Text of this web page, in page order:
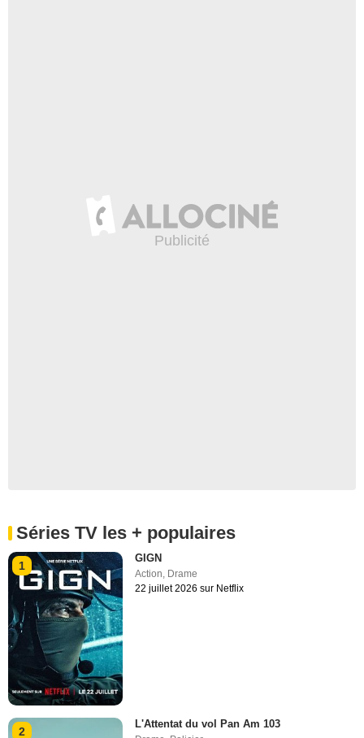
Séries TV les + populaires
1
GIGN
Action, Drame
22 juillet 2026 sur Netflix
2
L'Attentat du vol Pan Am 103